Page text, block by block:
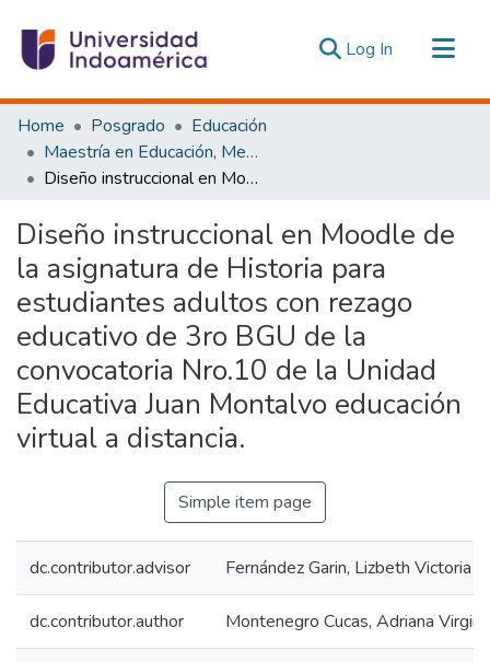
Log In (current)
Communities & Collections
All of DSpace
Statistics
Home Posgrado
Educación
Maestría en Educación, Mención Pedagogía en Entornos Digitales
Diseño instruccional en Moodle de la asignatura de Historia para estudiantes adultos con rezago educativo de 3ro BGU de la convocatoria Nro.10 de la Unidad Educativa Juan Montalvo educación virtual a distancia.
Diseño instruccional en Moodle de
la asignatura de Historia para
estudiantes adultos con rezago
educativo de 3ro BGU de la
convocatoria Nro.10 de la Unidad
Educativa Juan Montalvo educación
virtual a distancia.
Simple item page
dc.contributor.advisor Fernández Garin, Lizbeth Victoria
dc.contributor.author Montenegro Cucas, Adriana